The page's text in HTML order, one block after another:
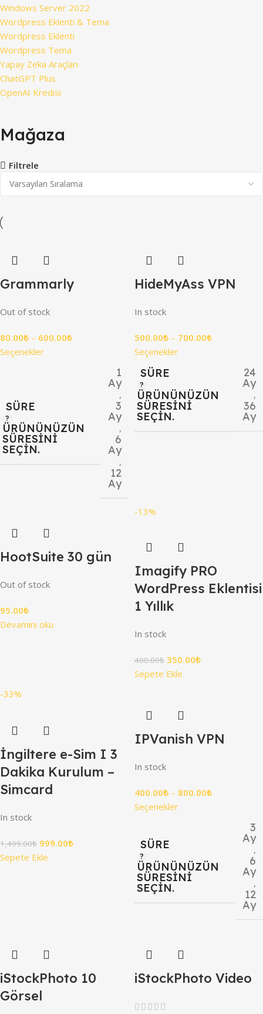
Windows Server 2022
Wordpress Eklenti & Tema
Wordpress Eklenti
Wordpress Tema
Yapay Zeka Araçları
ChatGPT Plus
OpenAI Kredisi
Mağaza
Filtrele
Grammarly
Out of stock
80.00₺ – 600.00₺
Seçenekler
SÜRE
ÜRÜNÜNÜZÜN
SÜRESINI
SEÇIN.
1
Ay
,
3
Ay
,
6
Ay
,
12
Ay
HideMyAss VPN
In stock
500.00₺ – 700.00₺
Seçenekler
SÜRE
ÜRÜNÜNÜZÜN
SÜRESINI
SEÇIN.
24
Ay
,
36
Ay
HootSuite 30 gün
Out of stock
95.00₺
Devamını oku
-13%
Imagify PRO
WordPress Eklentisi
1 Yıllık
In stock
400.00₺ 350.00₺
Sepete Ekle
-33%
İngiltere e-Sim I 3
Dakika Kurulum –
Simcard
In stock
1,499.00₺ 999.00₺
Sepete Ekle
IPVanish VPN
In stock
400.00₺ – 800.00₺
Seçenekler
SÜRE
ÜRÜNÜNÜZÜN
SÜRESINI
SEÇIN.
3
Ay
,
6
Ay
,
12
Ay
iStockPhoto 10
Görsel
iStockPhoto Video